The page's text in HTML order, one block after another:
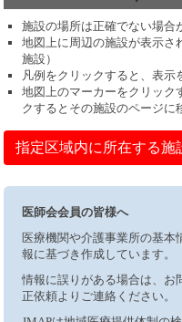
施設の場所は正確でない場合
地図上に周辺の施設が表示さ
施設）
凡例をクリックすると、表示
地図上のマーカーをクリック
クするとその施設のページに
指定区域内に所在する施
医師会会員の皆様へ
医療機関や介護事業所の基本
報に基づき作成しています。
情報に誤りがある場合は、お
正依頼よりご連絡ください。